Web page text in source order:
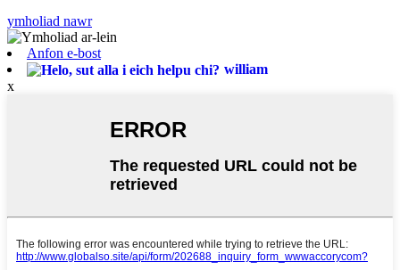
ymholiad nawr
Anfon e-bost
william
x